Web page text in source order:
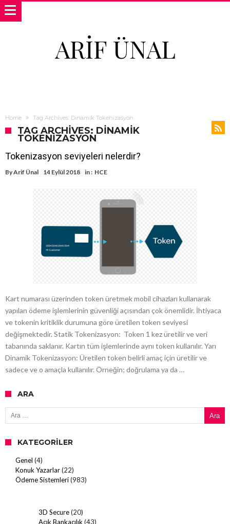
ARIF ÜNAL
Home Tag Archives: Dinamik Tokenizasyon
TAG ARCHIVES: DINAMIK
TOKENIZASYON
Tokenizasyon seviyeleri nelerdir?
ByArif Ünal 14 Eylül 2018 in : HCE
Kart numarası üzerinden token üretmek mobil cihazları kullanarak
yapılan ödeme işlemlerinin güvenliği açısından çok önemlidir. İhtiyaca
ve tokenin kritiklik durumuna göre üretilen token seviyesi
değişmektedir. Statik Tokenizasyon: Token 1 kez üretilir ve veri
tabanında saklanır. Kartın tüm işlemlerinde aynı token kullanılır. Yarı
Dinamik Tokenizasyon: Üretilen token belirli amaç için üretilir ve
sadece ve o amaçla kullanılır. Örneğin; doğrulama ya da …
ARA
Arama:
KATEGORILER
Genel (4)
Konuk Yazarlar(22)
Ödeme Sistemleri(983)
3D Secure(20)
Açık Bankacılık(43)